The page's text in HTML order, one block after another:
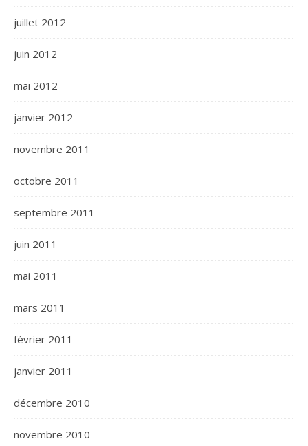
juillet 2012
juin 2012
mai 2012
janvier 2012
novembre 2011
octobre 2011
septembre 2011
juin 2011
mai 2011
mars 2011
février 2011
janvier 2011
décembre 2010
novembre 2010